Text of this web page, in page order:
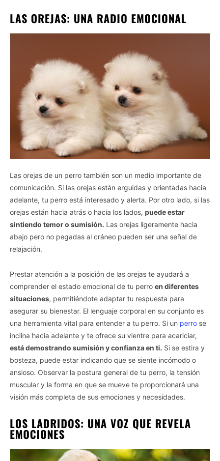
LAS OREJAS: UNA RADIO EMOCIONAL
Las orejas de un perro también son un medio importante de
comunicación. Si las orejas están erguidas y orientadas hacia
adelante, tu perro está interesado y alerta. Por otro lado, si las
orejas están hacia atrás o hacia los lados, puede estar
sintiendo temor o sumisión. Las orejas ligeramente hacia
abajo pero no pegadas al cráneo pueden ser una señal de
relajación.
Prestar atención a la posición de las orejas te ayudará a
comprender el estado emocional de tu perro en diferentes
situaciones, permitiéndote adaptar tu respuesta para
asegurar su bienestar. El lenguaje corporal en su conjunto es
una herramienta vital para entender a tu perro. Si un perro se
inclina hacia adelante y te ofrece su vientre para acariciar,
está demostrando sumisión y confianza en ti. Si se estira y
bosteza, puede estar indicando que se siente incómodo o
ansioso. Observar la postura general de tu perro, la tensión
muscular y la forma en que se mueve te proporcionará una
visión más completa de sus emociones y necesidades.
LOS LADRIDOS: UNA VOZ QUE REVELA
EMOCIONES